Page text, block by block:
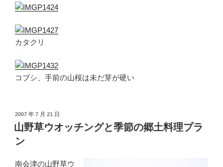
カタクリ
コブシ、手前の山桜は未だ芽が硬い
投
稿
日:
2007 年 7 月 21 日
山野草ウオッチングと季節の郷土料理プラ
ン
南会津の山野草ウ